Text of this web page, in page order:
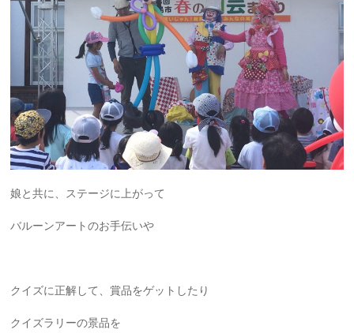
娘と共に、ステージに上がって
バルーンアートのお手伝いや
クイズに正解して、賞品をゲットしたり
クイズラリーの景品を